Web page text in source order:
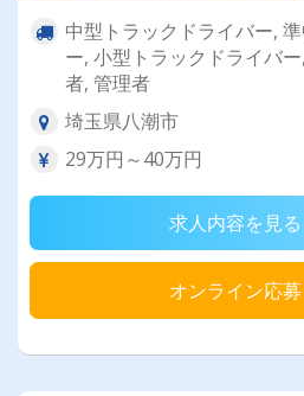
中型トラックドライバー,
ー, 小型トラックドライバ
者, 管理者
埼玉県八潮市
29万円～40万円
求人内容を見る
オンライン応募